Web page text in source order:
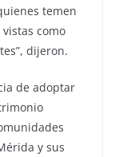
temen
como
dijeron.
de adoptar
y sus